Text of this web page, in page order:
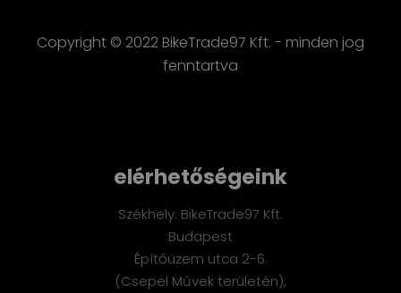
Copyright © 2022 BikeTrade97 Kft. - minden jog
fenntartva
elérhetőségeink
Székhely: BikeTrade97 Kft.
Budapest
Építőüzem utca 2-6.
(Csepel Művek területén),